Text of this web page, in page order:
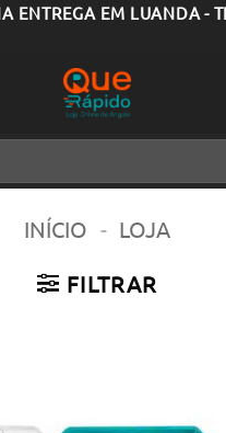
ENTREGA EM LUANDA -
INÍCIO - LOJA
FILTRAR